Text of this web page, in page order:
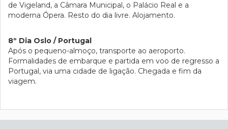
de Vigeland, a Câmara Municipal, o Palácio Real e a
moderna Ópera. Resto do dia livre. Alojamento.
8º Dia Oslo / Portugal
Após o pequeno-almoço, transporte ao aeroporto.
Formalidades de embarque e partida em voo de regresso a
Portugal, via uma cidade de ligação. Chegada e fim da
viagem.